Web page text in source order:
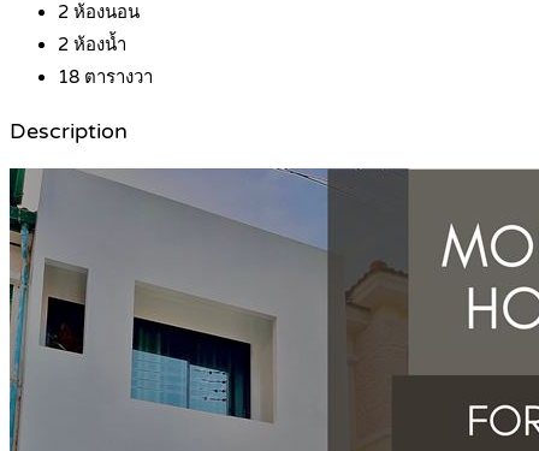
2 ห้องนอน
2 ห้องน้ำ
18 ตารางวา
Description